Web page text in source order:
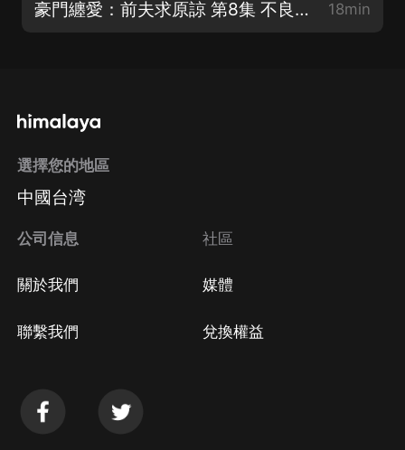
豪門纏愛：前夫求原諒 第8集 不良人 18min
選擇您的地區
中國台湾
公司信息
關於我們
聯繫我們
社區
媒體
兌換權益